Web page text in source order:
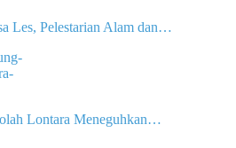
Les, Pelestarian Alam dan…
Lontara Meneguhkan…